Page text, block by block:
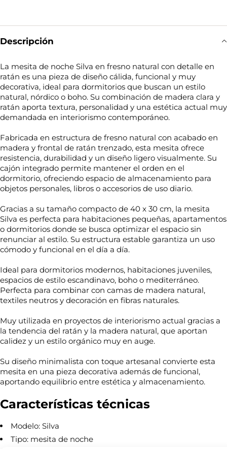
Descripción
La mesita de noche Silva en fresno natural con detalle en
ratán es una pieza de diseño cálida, funcional y muy
decorativa, ideal para dormitorios que buscan un estilo
natural, nórdico o boho. Su combinación de madera clara y
ratán aporta textura, personalidad y una estética actual muy
demandada en interiorismo contemporáneo.
Fabricada en estructura de fresno natural con acabado en
madera y frontal de ratán trenzado, esta mesita ofrece
resistencia, durabilidad y un diseño ligero visualmente. Su
cajón integrado permite mantener el orden en el
dormitorio, ofreciendo espacio de almacenamiento para
objetos personales, libros o accesorios de uso diario.
Gracias a su tamaño compacto de 40 x 30 cm, la mesita
Silva es perfecta para habitaciones pequeñas, apartamentos
o dormitorios donde se busca optimizar el espacio sin
renunciar al estilo. Su estructura estable garantiza un uso
cómodo y funcional en el día a día.
Ideal para dormitorios modernos, habitaciones juveniles,
espacios de estilo escandinavo, boho o mediterráneo.
Perfecta para combinar con camas de madera natural,
textiles neutros y decoración en fibras naturales.
Muy utilizada en proyectos de interiorismo actual gracias a
la tendencia del ratán y la madera natural, que aportan
calidez y un estilo orgánico muy en auge.
Su diseño minimalista con toque artesanal convierte esta
mesita en una pieza decorativa además de funcional,
aportando equilibrio entre estética y almacenamiento.
Características técnicas
Modelo: Silva
Tipo: mesita de noche
¿
Q
u
i
o
*
C
N
o
b
r
*e
é